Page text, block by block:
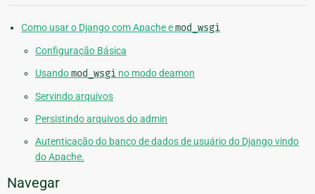
Como usar o Django com Apache emod_wsgi
Configuração Básica
Usandomod_wsgi no modo deamon
Servindo arquivos
Persistindo arquivos do admin
Autenticação do banco de dados de usuário do Django vindo
do Apache.
Navegar